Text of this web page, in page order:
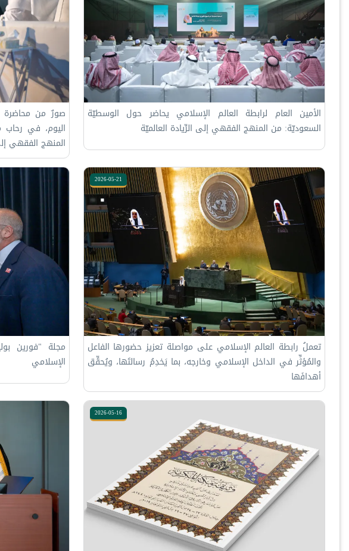
الأمين العام لرابطة العالم الإسلامي يحاضر حول الوسطيّة
السعوديّة: من المنهج الفقهي إلى الرِّيادة العالميّة
‏صورٌ من محاضرة
اليوم، في
المنهج الفقهي
2026-05-21
تعملُ ⁧‫رابطة العالم الإسلامي‬⁩ على مواصلة تعزيز حضورها الفاعل
والمُؤثِّر في الداخل الإسلامي وخارجه، بما يَخدِمُ رسالتَها، ويُحقِّق
أهدافَها
مجلة "فورين
الإسلامي
2026-05-16